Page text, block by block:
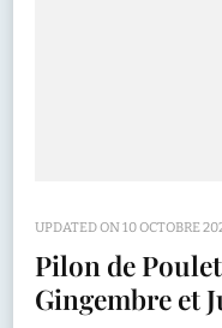
UPDATED ON10 OCTOBRE
Pilon de
Gingembre et